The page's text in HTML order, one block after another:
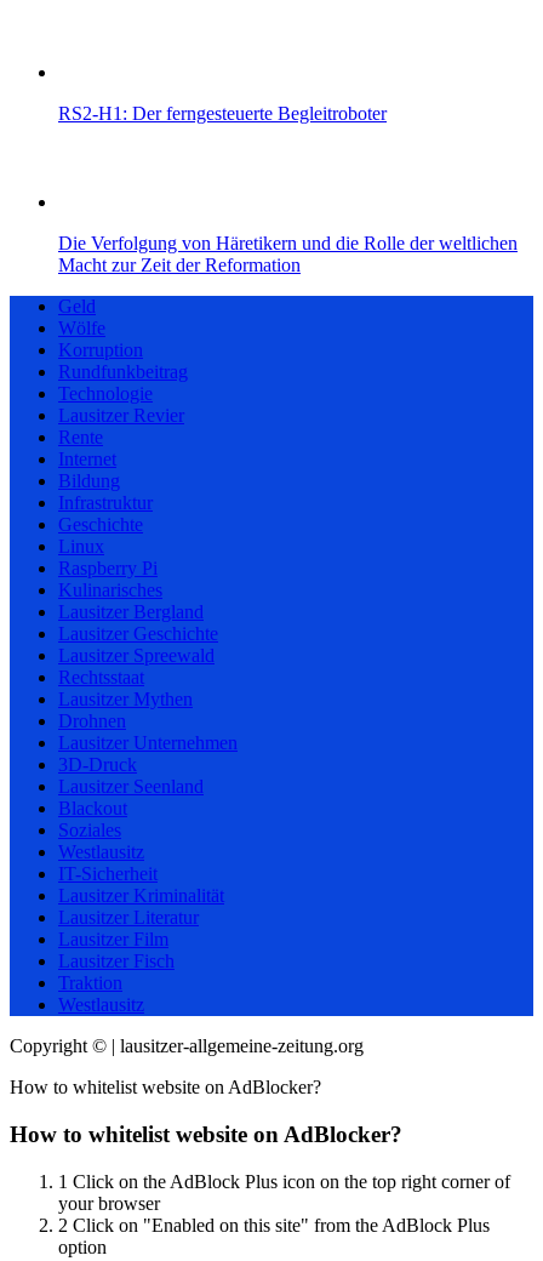
RS2-H1: Der ferngesteuerte Begleitroboter
Die Verfolgung von Häretikern und die Rolle der weltlichen
Macht zur Zeit der Reformation
Geld
Wölfe
Korruption
Rundfunkbeitrag
Technologie
Lausitzer Revier
Rente
Internet
Bildung
Infrastruktur
Geschichte
Linux
Raspberry Pi
Kulinarisches
Lausitzer Bergland
Lausitzer Geschichte
Lausitzer Spreewald
Rechtsstaat
Lausitzer Mythen
Drohnen
Lausitzer Unternehmen
3D-Druck
Lausitzer Seenland
Blackout
Soziales
Westlausitz
IT-Sicherheit
Lausitzer Kriminalität
Lausitzer Literatur
Lausitzer Film
Lausitzer Fisch
Traktion
Westlausitz
Copyright © | lausitzer-allgemeine-zeitung.org
How to whitelist website on AdBlocker?
How to whitelist website on AdBlocker?
1 Click on the AdBlock Plus icon on the top right corner of
your browser
2 Click on "Enabled on this site" from the AdBlock Plus
option